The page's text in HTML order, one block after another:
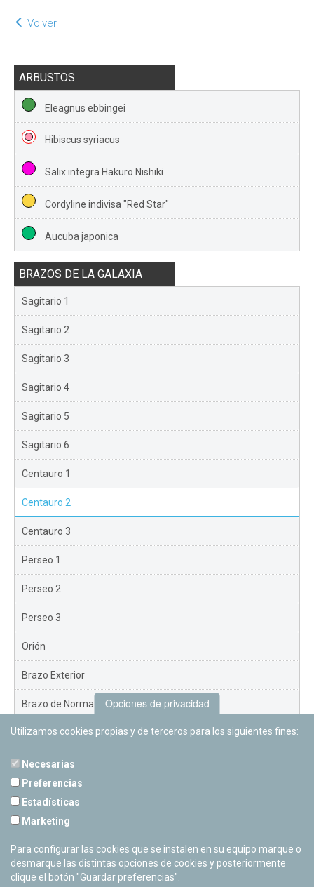
Volver
ARBUSTOS
Eleagnus ebbingei
Hibiscus syriacus
Salix integra Hakuro Nishiki
Cordyline indivisa "Red Star"
Aucuba japonica
BRAZOS DE LA GALAXIA
Sagitario 1
Sagitario 2
Sagitario 3
Sagitario 4
Sagitario 5
Sagitario 6
Centauro 1
Centauro 2
Centauro 3
Perseo 1
Perseo 2
Perseo 3
Orión
Brazo Exterior
Brazo de Norma
Nuevo Exterior
Cerrado Temporalmente
Opciones de privacidad
Utilizamos cookies propias y de terceros para los siguientes fines:
Necesarias
Preferencias
Estadísticas
Marketing
Para configurar las cookies que se instalen en su equipo marque o
desmarque las distintas opciones de cookies y posteriormente
clique el botón "Guardar preferencias".